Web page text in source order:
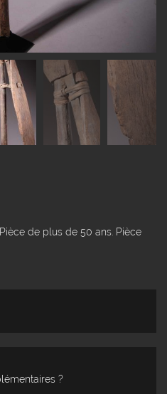
de plus de 50 ans. Pièce
?